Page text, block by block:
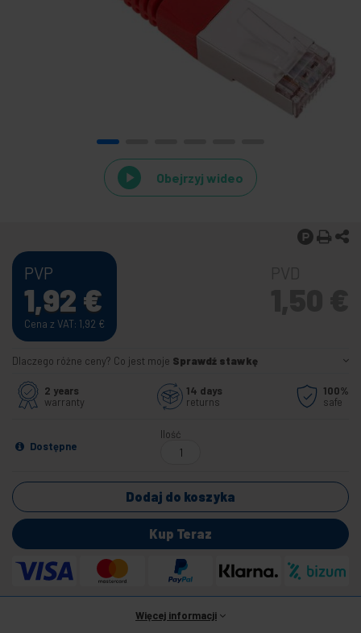
Obejrzyj wideo
PVP
1,92 €
Cena z VAT: 1,92 €
Dlaczego różne ceny? Co jest moje Sprawdź stawkę
2 years
warranty
14 days
returns
100%
safe
Dostępne
Ilość
Dodaj do koszyka
Kup Teraz
Więcej informacji